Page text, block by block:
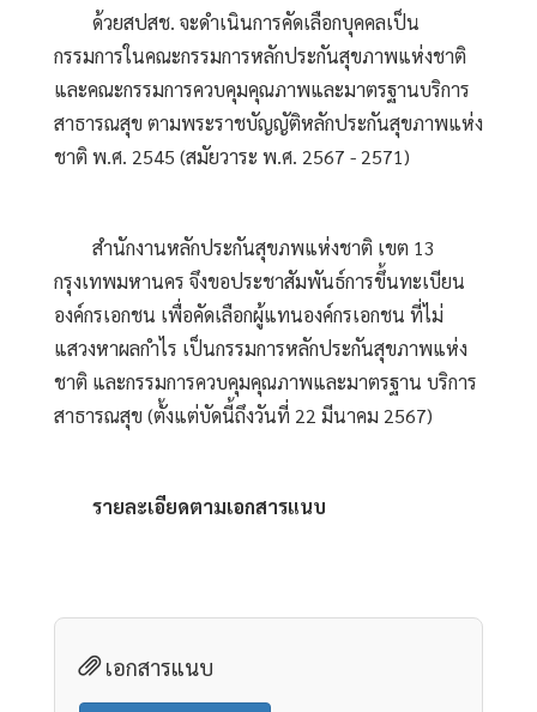
ด้วยสปสช. จะดำเนินการคัดเลือกบุคคลเป็น
กรรมการในคณะกรรมการหลักประกันสุขภาพแห่งชาติ
และคณะกรรมการควบคุมคุณภาพและมาตรฐานบริการ
สาธารณสุข ตามพระราชบัญญัติหลักประกันสุขภาพแห่ง
ชาติ พ.ศ. 2545 (สมัยวาระ พ.ศ. 2567 - 2571)
สำนักงานหลักประกันสุขภพแห่งชาติ เขต 13
กรุงเทพมหานคร จึงขอประชาสัมพันธ์การขึ้นทะเบียน
องค์กรเอกชน เพื่อคัดเลือกผู้แทนองค์กรเอกชน ที่ไม่
แสวงหาผลกำไร เป็นกรรมการหลักประกันสุขภาพแห่ง
ชาติ และกรรมการควบคุมคุณภาพและมาตรฐาน บริการ
สาธารณสุข (ตั้งแต่บัดนี้ถึงวันที่ 22 มีนาคม 2567)
รายละเอียดตามเอกสารแนบ
เอกสารแนบ